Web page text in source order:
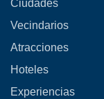
Ciudades
Vecindarios
Atracciones
Hoteles
Experiencias